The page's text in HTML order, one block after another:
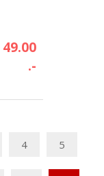
49.00
.-
4 5